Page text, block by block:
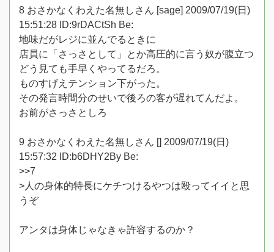
8 おさかなくわえた名無しさん [sage] 2009/07/19(日)
15:51:28 ID:9rDACtSh Be:
地味だがレジに並んでるときに
店員に「さっさとして」とか高圧的に言う奴が腹立つ
どう見ても手早くやってるだろ。
ものすげえテンション下がった。
その発言時間分のせいで後ろの客が遅れてんだよ。
お前がさっさとしろ
9 おさかなくわえた名無しさん [] 2009/07/19(日)
15:57:32 ID:b6DHY2By Be:
>>7
>人の身体的特長にケチつけるやつは殴ってイイと思
うぞ
アンタは身体じゃなきゃ許容するのか？